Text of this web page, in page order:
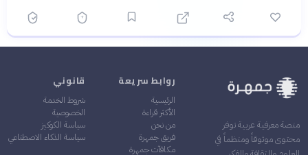
منصة معرفية عربية توفر
محتوى موثوقاً ومنظماً في
روابط سريعة
الرئيسية
الأكثر قراءة
من نحن
فريق جمهرة
مكافآت جمهرة
قانوني
شروط الخدمة
الخصوصية
سياسة الكوكيز
سياسة الذكاء الاصطناعي